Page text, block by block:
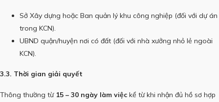
Sở Xây dựng hoặc Ban quản lý khu công nghiệp (đối với dự án
trong KCN).
UBND quận/huyện nơi có đất (đối với nhà xưởng nhỏ lẻ ngoài
KCN).
3.3. Thời gian giải quyết
Thông thường từ 15 – 30 ngày làm việc kể từ khi nhận đủ hồ sơ hợp